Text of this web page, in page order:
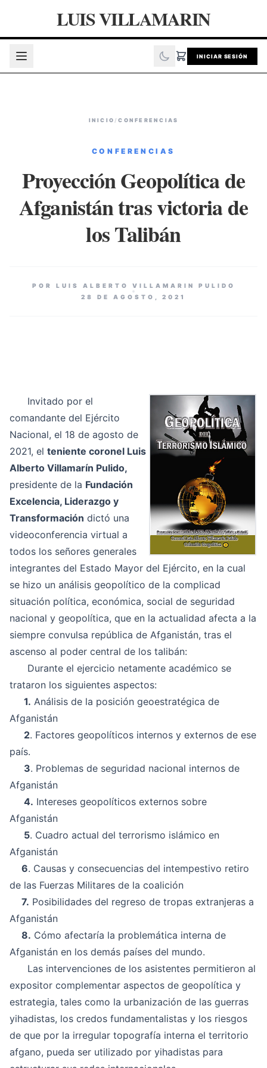
LUIS VILLAMARIN
INICIAR SESIÓN
INICIO /CONFERENCIAS
CONFERENCIAS
Proyección Geopolítica de
Afganistán tras victoria de
los Talibán
POR LUIS ALBERTO VILLAMARIN PULIDO
28 DE AGOSTO, 2021
Invitado por el
comandante del Ejército
Nacional, el 18 de agosto de
2021, el teniente coronel Luis
Alberto Villamarín Pulido,
presidente de la Fundación
Excelencia, Liderazgo y
Transformación dictó una
videoconferencia virtual a
todos los señores generales
integrantes del Estado Mayor del Ejército, en la cual
se hizo un análisis geopolítico de la complicad
situación política, económica, social de seguridad
nacional y geopolítica, que en la actualidad afecta a la
siempre convulsa república de Afganistán, tras el
ascenso al poder central de los talibán:
Durante el ejercicio netamente académico se
trataron los siguientes aspectos:
1. Análisis de la posición geoestratégica de
Afganistán
2. Factores geopolíticos internos y externos de ese
país.
3. Problemas de seguridad nacional internos de
Afganistán
4. Intereses geopolíticos externos sobre
Afganistán
5. Cuadro actual del terrorismo islámico en
Afganistán
6. Causas y consecuencias del intempestivo retiro
de las Fuerzas Militares de la coalición
7. Posibilidades del regreso de tropas extranjeras a
Afganistán
8. Cómo afectaría la problemática interna de
Afganistán en los demás países del mundo.
Las intervenciones de los asistentes permitieron al
expositor complementar aspectos de geopolítica y
estrategia, tales como la urbanización de las guerras
yihadistas, los credos fundamentalistas y los riesgos
de que por la irregular topografía interna el territorio
afgano, pueda ser utilizado por yihadistas para